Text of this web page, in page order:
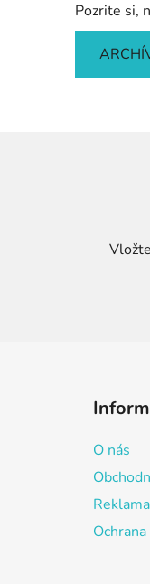
Pozrite si,
O nás